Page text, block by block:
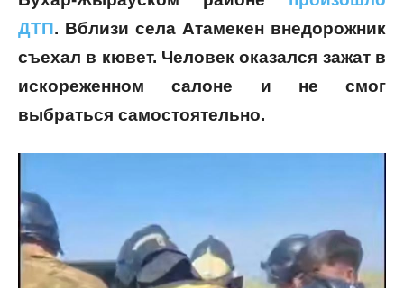
ДТП. Вблизи села Атамекен внедорожник
съехал в кювет. Человек оказался зажат в
искореженном салоне и не смог
выбраться самостоятельно.